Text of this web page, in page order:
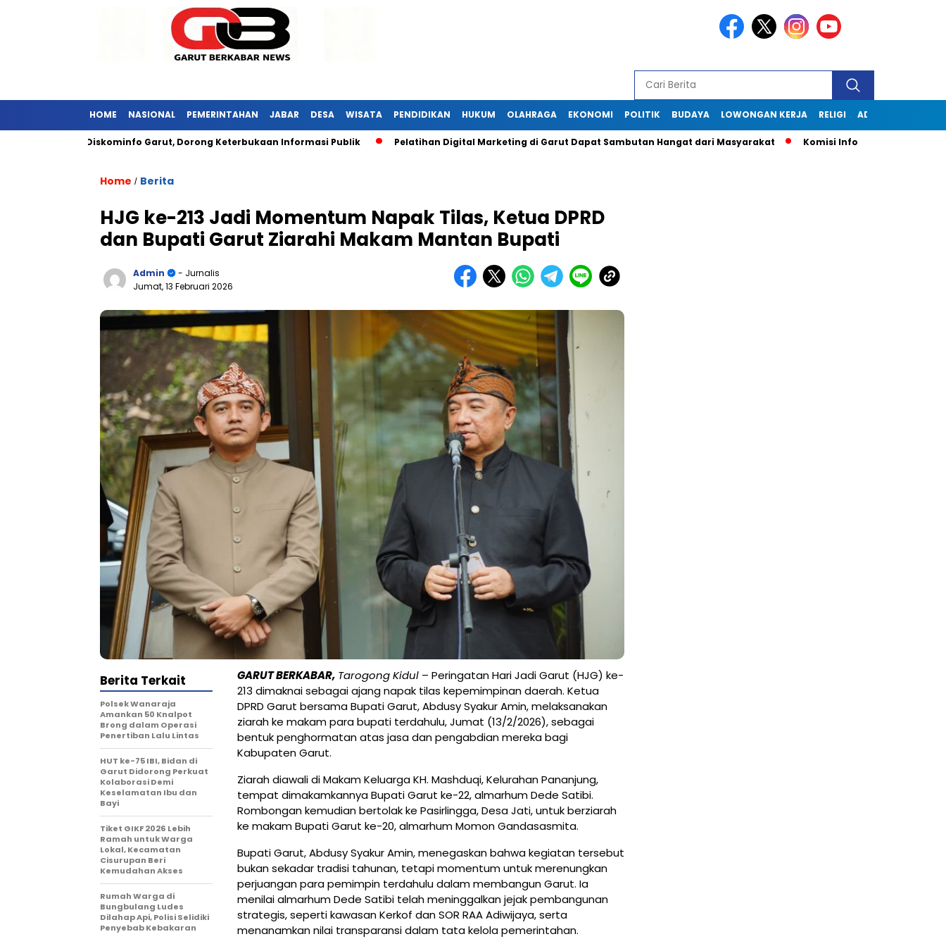
HOME NASIONAL PEMERINTAHAN JABAR DESA WISATA PENDIDIKAN HUKUM OLAHRAGA EKONOMI POLITIK BUDAYA LOWONGAN KERJA RELIGI ADVERTORIAL
Diskominfo Garut, Dorong Keterbukaan Informasi Publik Pelatihan Digital Marketing di Garut Dapat Sambutan Hangat dari Masyarakat Komisi Informasi Jabar Kunjungi
Home / Berita
HJG ke-213 Jadi Momentum Napak Tilas, Ketua DPRD
dan Bupati Garut Ziarahi Makam Mantan Bupati
Admin
- Jurnalis
Jumat, 13 Februari 2026
GARUT BERKABAR, Tarogong Kidul – Peringatan Hari Jadi Garut (HJG) ke-
213 dimaknai sebagai ajang napak tilas kepemimpinan daerah. Ketua
DPRD Garut bersama Bupati Garut, Abdusy Syakur Amin, melaksanakan
ziarah ke makam para bupati terdahulu, Jumat (13/2/2026), sebagai
bentuk penghormatan atas jasa dan pengabdian mereka bagi
Kabupaten Garut.
Ziarah diawali di Makam Keluarga KH. Mashduqi, Kelurahan Pananjung,
tempat dimakamkannya Bupati Garut ke-22, almarhum Dede Satibi.
Rombongan kemudian bertolak ke Pasirlingga, Desa Jati, untuk berziarah
ke makam Bupati Garut ke-20, almarhum Momon Gandasasmita.
Bupati Garut, Abdusy Syakur Amin, menegaskan bahwa kegiatan tersebut
bukan sekadar tradisi tahunan, tetapi momentum untuk merenungkan
perjuangan para pemimpin terdahulu dalam membangun Garut. Ia
menilai almarhum Dede Satibi telah meninggalkan jejak pembangunan
strategis, seperti kawasan Kerkof dan SOR RAA Adiwijaya, serta
menanamkan nilai transparansi dalam tata kelola pemerintahan.
Berita Terkait
Polsek Wanaraja
Amankan 50 Knalpot
Brong dalam Operasi
Penertiban Lalu Lintas
HUT ke-75 IBI, Bidan di
Garut Didorong Perkuat
Kolaborasi Demi
Keselamatan Ibu dan
Bayi
Tiket GIKF 2026 Lebih
Ramah untuk Warga
Lokal, Kecamatan
Cisurupan Beri
Kemudahan Akses
Rumah Warga di
Bungbulang Ludes
Dilahap Api, Polisi Selidiki
Penyebab Kebakaran